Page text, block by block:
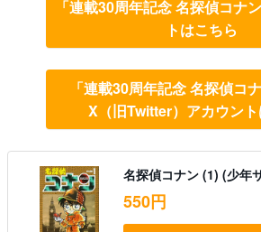
「連載30周年記念 名探偵コナ
トはこちら
「連載30周年記念 名探偵コ
X（旧Twitter）アカウン
名探偵コナン (1) (少年
550円